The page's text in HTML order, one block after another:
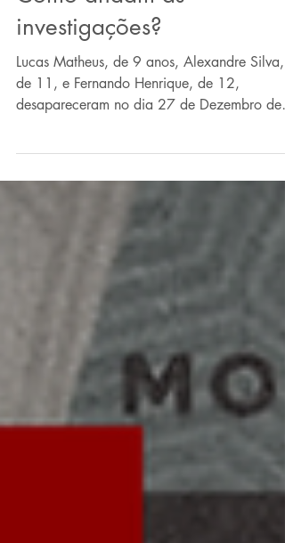
meninos de Belford Roxo:
Como andam as
investigações?
Lucas Matheus, de 9 anos, Alexandre Silva,
desapareceram no dia 27 de Dezembro de
2020, após saírem...